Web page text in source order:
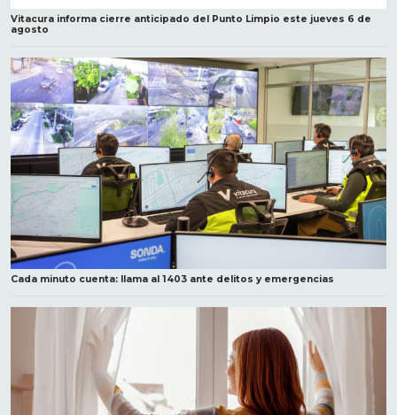
Vitacura informa cierre anticipado del Punto Limpio este jueves 6 de
agosto
Cada minuto cuenta: llama al 1403 ante delitos y emergencias